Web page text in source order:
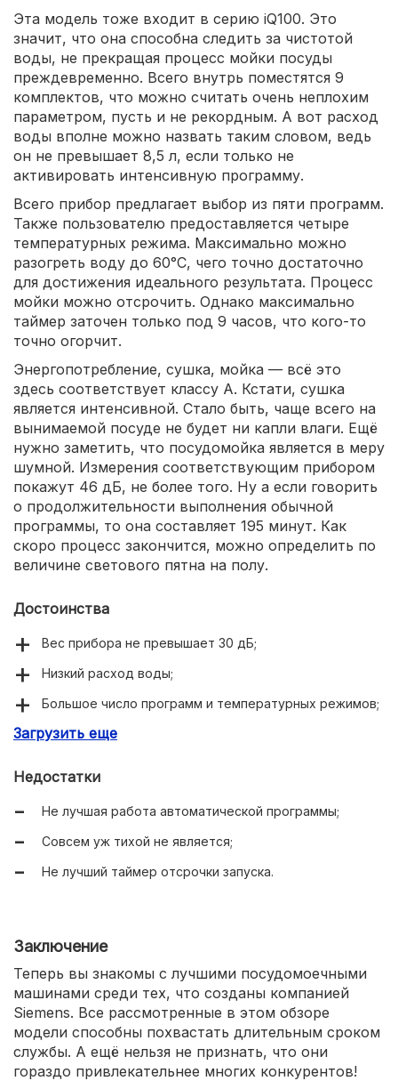
Эта модель тоже входит в серию iQ100. Это
значит, что она способна следить за чистотой
воды, не прекращая процесс мойки посуды
преждевременно. Всего внутрь поместятся 9
комплектов, что можно считать очень неплохим
параметром, пусть и не рекордным. А вот расход
воды вполне можно назвать таким словом, ведь
он не превышает 8,5 л, если только не
активировать интенсивную программу.
Всего прибор предлагает выбор из пяти программ.
Также пользователю предоставляется четыре
температурных режима. Максимально можно
разогреть воду до 60°C, чего точно достаточно
для достижения идеального результата. Процесс
мойки можно отсрочить. Однако максимально
таймер заточен только под 9 часов, что кого-то
точно огорчит.
Энергопотребление, сушка, мойка — всё это
здесь соответствует классу A. Кстати, сушка
является интенсивной. Стало быть, чаще всего на
вынимаемой посуде не будет ни капли влаги. Ещё
нужно заметить, что посудомойка является в меру
шумной. Измерения соответствующим прибором
покажут 46 дБ, не более того. Ну а если говорить
о продолжительности выполнения обычной
программы, то она составляет 195 минут. Как
скоро процесс закончится, можно определить по
величине светового пятна на полу.
Достоинства
Вес прибора не превышает 30 дБ;
Низкий расход воды;
Большое число программ и температурных режимов;
Реализована полная защита от протечек;
Загрузить еще
Недостатки
Не лучшая работа автоматической программы;
Совсем уж тихой не является;
Не лучший таймер отсрочки запуска.
Заключение
Теперь вы знакомы с лучшими посудомоечными
машинами среди тех, что созданы компанией
Siemens. Все рассмотренные в этом обзоре
модели способны похвастать длительным сроком
службы. А ещё нельзя не признать, что они
гораздо привлекательнее многих конкурентов!